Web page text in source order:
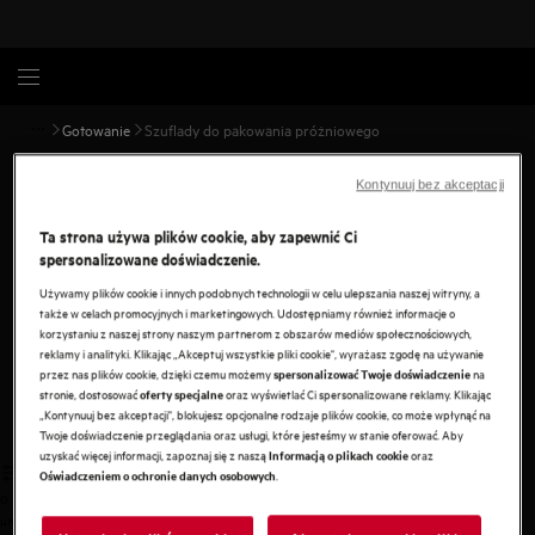
Gotowanie Szuflady do pakowania próżniowego
próżniowego
Zamknij składniki potrawy, marynatę i przyprawy w woreczku
próżniowym i ugotuj je metodą Sous Vide, aby uzyskać
niezrównany smak.
Zobacz wszystkie szuflady
undefined
Ta strona używa plików cookie, aby zapewnić Ci
spersonalizowane doświadczenie.
Używamy plików cookie i innych podobnych technologii w celu ulepszania naszej witryny, a
także w celach promocyjnych i marketingowych. Udostępniamy również informacje o
korzystaniu z naszej strony naszym partnerom z obszarów mediów społecznościowych,
reklamy i analityki. Klikając „Akceptuj wszystkie pliki cookie", wyrażasz zgodę na używanie
przez nas plików cookie, dzięki czemu możemyspersonalizować Twoje doświadczeniena
stronie, dostosowaćoferty specjalneoraz wyświetlać Ci spersonalizowane reklamy. Klikając
„Kontynuuj bez akceptacji", blokujesz opcjonalne rodzaje plików cookie, co może wpłynąć na
Twoje doświadczenie przeglądania oraz usługi, które jesteśmy w stanie oferować. Aby
uzyskać więcej informacji, zapoznaj się z nasząInformacją o plikach cookieoraz
Oświadczeniem o ochronie danych osobowych.
Kontynuuj bez akceptacji